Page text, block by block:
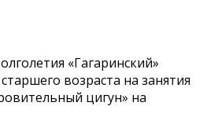
«Гагаринский»
возраста на занятия
цигун» на